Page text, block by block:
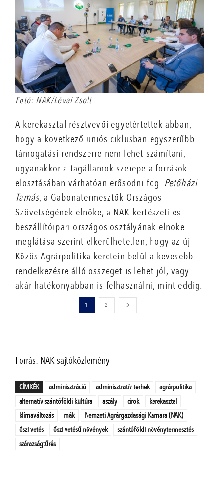
Fotó: NAK/Lévai Zsolt
A kerekasztal résztvevői egyetértettek abban,
hogy a következő uniós ciklusban egyszerűbb
támogatási rendszerre nem lehet számítani,
ugyanakkor a tagállamok szerepe a források
elosztásában várhatóan erősödni fog. Petőházi
Tamás, a Gabonatermesztők Országos
Szövetségének elnöke, a NAK kertészeti és
beszállítóipari országos osztályának elnöke
meglátása szerint elkerülhetetlen, hogy az új
Közös Agrárpolitika keretein belül a kevesebb
rendelkezésre álló összeget is lehet jól, vagy
akár hatékonyabban is felhasználni, mint eddig.
1 2
Forrás: NAK sajtóközlemény
CÍMKÉK adminisztráció adminisztratív terhek
agrárpolitika
alternatív szántóföldi kultúra
aszály cirok
kerekasztal
klímaváltozás
mák
Nemzeti Agrárgazdasági Kamara (NAK)
őszi vetés
őszi vetésű növények
szántóföldi növénytermesztés
szárazságtűrés